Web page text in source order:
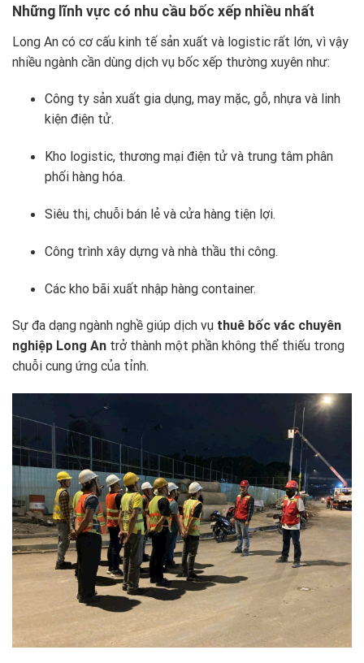
Những lĩnh vực có nhu cầu bốc xếp nhiều nhất
Long An có cơ cấu kinh tế sản xuất và logistic rất lớn, vì vậy
nhiều ngành cần dùng dịch vụ bốc xếp thường xuyên như:
Công ty sản xuất gia dụng, may mặc, gỗ, nhựa và linh
kiện điện tử.
Kho logistic, thương mại điện tử và trung tâm phân
phối hàng hóa.
Siêu thị, chuỗi bán lẻ và cửa hàng tiện lợi.
Công trình xây dựng và nhà thầu thi công.
Các kho bãi xuất nhập hàng container.
Sự đa dạng ngành nghề giúp dịch vụ thuê bốc vác chuyên
nghiệp Long An trở thành một phần không thể thiếu trong
chuỗi cung ứng của tỉnh.